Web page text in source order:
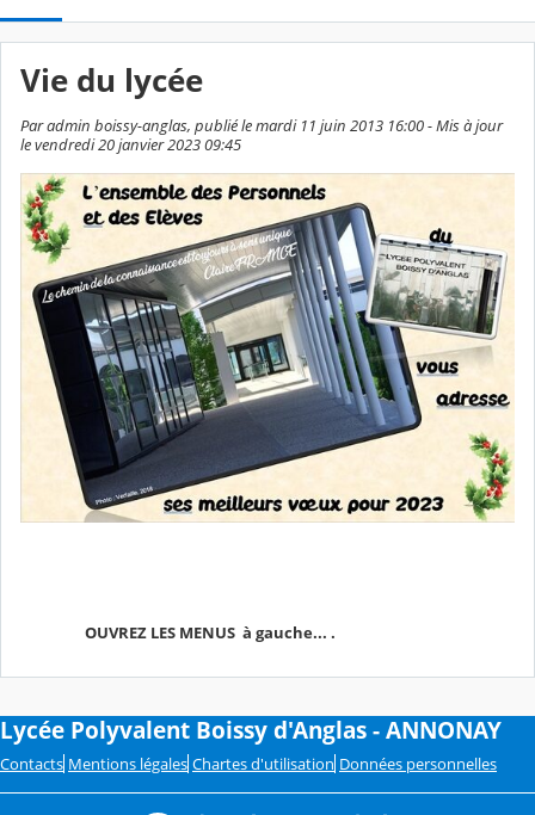
Vie du lycée
Par admin boissy-anglas, publié le mardi 11 juin 2013 16:00 - Mis à jour
le vendredi 20 janvier 2023 09:45
OUVREZ LES MENUS à gauche... .
Lycée Polyvalent Boissy d'Anglas - ANNONAY
Contacts Mentions légales Chartes d'utilisation Données personnelles